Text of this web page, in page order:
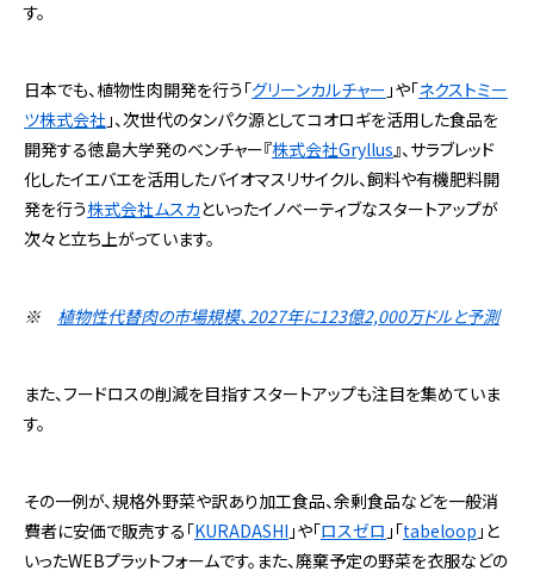
す。
日本でも、植物性肉開発を行う「グリーンカルチャー 」や「ネクストミー
ツ株式会社 」、次世代のタンパク源としてコオロギを活用した食品を
開発する徳島大学発のベンチャー『株式会社Gryllus』、サラブレッド
化したイエバエを活用したバイオマスリサイクル、飼料や有機肥料開
発を行う株式会社ムスカといったイノベーティブなスタートアップが
次々と立ち上がっています。
※ 植物性代替肉の市場規模、2027年に123億2,000万ドルと予測
また、フードロスの削減を目指すスタートアップも注目を集めていま
す。
その一例が、規格外野菜や訳あり加工食品、余剰食品などを一般消
費者に安価で販売する「KURADASHI 」や「ロスゼロ 」「tabeloop 」と
いったWEBプラットフォームです。また、廃棄予定の野菜を衣服などの